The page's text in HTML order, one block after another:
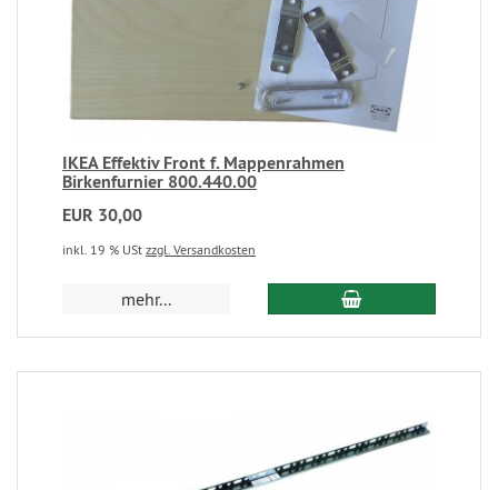
IKEA Effektiv Front f. Mappenrahmen
Birkenfurnier 800.440.00
EUR 30,00
inkl. 19 % USt zzgl. Versandkosten
mehr...